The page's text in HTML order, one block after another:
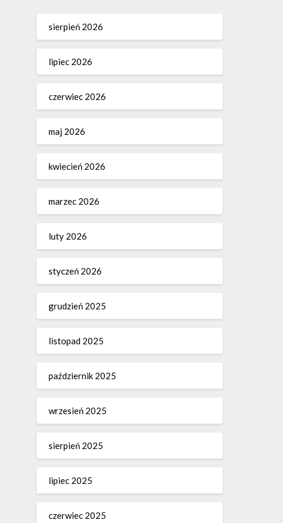
sierpień 2026
lipiec 2026
czerwiec 2026
maj 2026
kwiecień 2026
marzec 2026
luty 2026
styczeń 2026
grudzień 2025
listopad 2025
październik 2025
wrzesień 2025
sierpień 2025
lipiec 2025
czerwiec 2025